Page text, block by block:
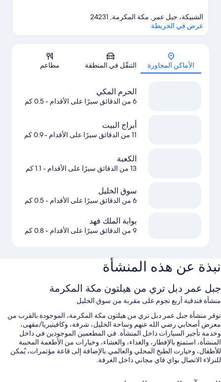
الخريطة
الشبيكة، جبل عمر, مكة المكرمة, 24231
عرض في الخريطة
الأماكن المجاورة التنقّل في المنطقة مطاعم
الحرم المكي
6 من الدقائق سيرًا على الأقدام - 0.5 كم
أبراج البيت
11 من الدقائق سيرًا على الأقدام - 0.9 كم
الكعبة
13 من الدقائق سيرًا على الأقدام - 1.1 كم
سوق الخليل
6 من الدقائق سيرًا على الأقدام - 0.5 كم
بوابة الملك فهد
9 من الدقائق سيرًا على الأقدام - 0.8 كم
نبذة عن هذه المنشأة
جبل عمر دبل تري من هيلتون مكة المكرمة
منشأة فندقية أربع نجوم على مقربة من سوق الخليل
توفر منشأة جبل عمر دبل تري من هيلتون مكة المكرمة، الموجودة بالقرب من
معرض أصحابي رضي الله عنهم وساحة الخليل، شرفة، وكافيتيريا/مقهى،
وخدمة تأجير السيارات داخل المنشأة. في المطعمين الموجودين في داخل
المنشأة، استمتع بالإفطار، والغداء، والعشاء، وخيارات من الأطعمة المحببة
للأطفال، وخيارت الطبخ المحلي والعالمي.بالإضافة إلى قاعة مؤتمرات، يُمكن
للنزلاء الاتصال بواي فاي مجاني داخل الغرفة.